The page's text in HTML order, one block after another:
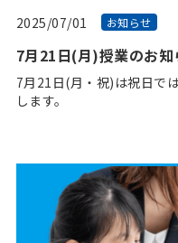
2025/07/01 お知らせ
7月21日(月)授業のお知
7月21日(月・祝)は祝日で
します。